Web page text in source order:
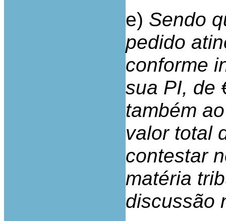
e) Sendo
pedido
conforme
sua PI, de
também
valor total
contestar
matéria
discussão